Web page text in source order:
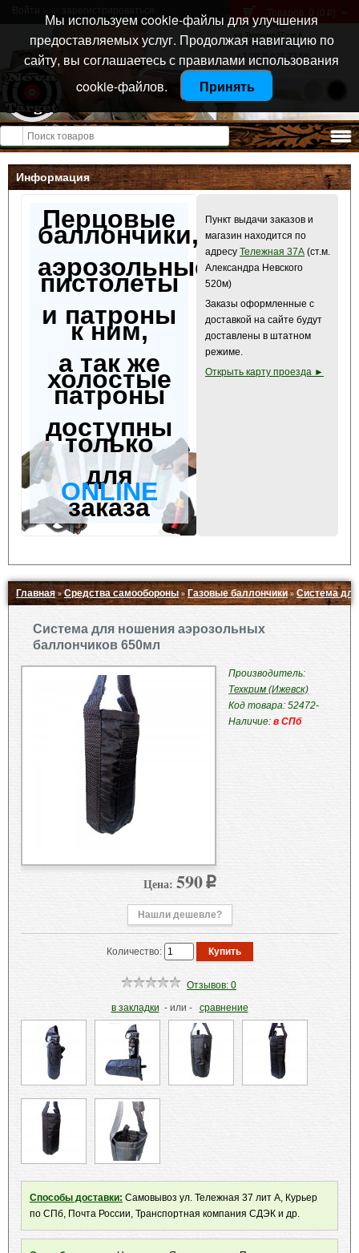
Санкт-Петербург
ул. Тележная 37 лит А
+7 (911) 021-04-08
+7 (812) 921-73-50
Товаров: 0 (0 p )
Открыть меню
Информация
Перцовые
баллончики,
аэрозольные
пистолеты
и патроны
к ним,
а так же
холостые
патроны
доступны
только
для
ONLINE
заказа
Пункт выдачи заказов и
магазин находится по
адресу Тележная 37А (ст.м.
Александра Невского
520м)
Заказы оформленные с
доставкой на сайте будут
доставлены в штатном
режиме.
Открыть карту проезда ►
Главная»Средства самообороны »Газовые баллончики»Система
Система для ношения аэрозольных
баллончиков 650мл
Производитель:
Техкрим (Ижевск)
Код товара: 52472-
Наличие: в СПб
Цена: 590p
Нашли дешевле?
Количество:
Отзывов: 0
в закладки - или - сравнение
Способы доставки: Самовывоз ул. Тележная 37 лит А, Курьер
по СПб, Почта России, Транспортная компания СДЭК и др.
Мы используем cookie-файлы для улучшения
предоставляемых услуг. Продолжая навигацию по
сайту, вы соглашаетесь с правилами использования
cookie-файлов.
Принять